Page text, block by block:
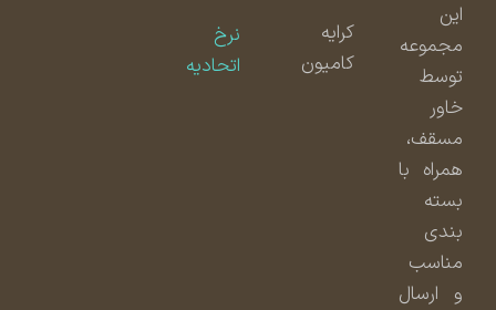
مجموعه
توسط
مسقف،
همراه با
بسته
بندی
مناسب
و ارسال
کامیون
اتحادیه